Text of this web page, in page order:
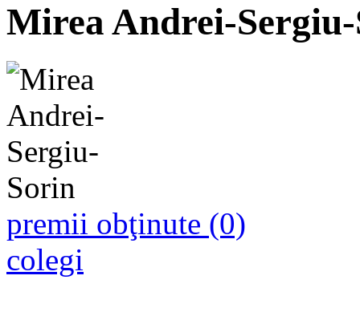
Mirea Andrei-
premii obţinute (0)
colegi